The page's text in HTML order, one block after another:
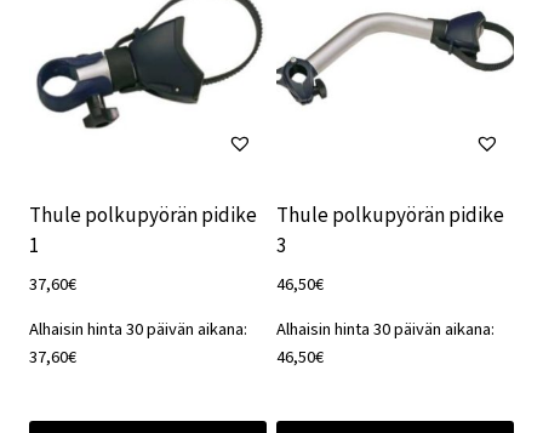
Thule polkupyörän pidike
1
37,60€
Alhaisin hinta 30 päivän aikana:
37,60€
Thule polkupyörän pidike
3
46,50€
Alhaisin hinta 30 päivän aikana:
46,50€